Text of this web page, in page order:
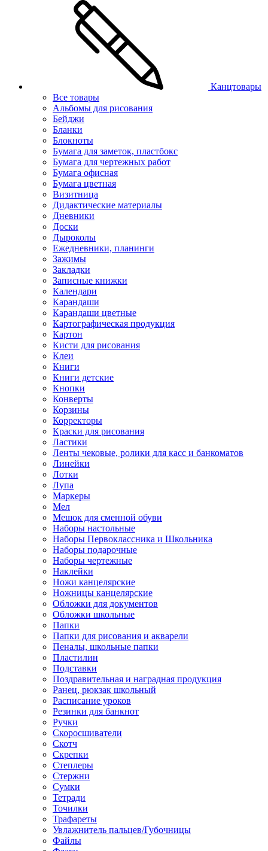
Канцтовары
Все товары
Альбомы для рисования
Бейджи
Бланки
Блокноты
Бумага для заметок, пластбокс
Бумага для чертежных работ
Бумага офисная
Бумага цветная
Визитница
Дидактические материалы
Дневники
Доски
Дыроколы
Ежедневники, планинги
Зажимы
Закладки
Записные книжки
Календари
Карандаши
Карандаши цветные
Картографическая продукция
Картон
Кисти для рисования
Клеи
Книги
Книги детские
Кнопки
Конверты
Корзины
Корректоры
Краски для рисования
Ластики
Ленты чековые, ролики для касс и банкоматов
Линейки
Лотки
Лупа
Маркеры
Мел
Мешок для сменной обуви
Наборы настольные
Наборы Первоклассника и Школьника
Наборы подарочные
Наборы чертежные
Наклейки
Ножи канцелярские
Ножницы канцелярские
Обложки для документов
Обложки школьные
Папки
Папки для рисования и акварели
Пеналы, школьные папки
Пластилин
Подставки
Поздравительная и наградная продукция
Ранец, рюкзак школьный
Расписание уроков
Резинки для банкнот
Ручки
Скоросшиватели
Скотч
Скрепки
Степлеры
Стержни
Сумки
Тетради
Точилки
Трафареты
Увлажнитель пальцев/Губочницы
Файлы